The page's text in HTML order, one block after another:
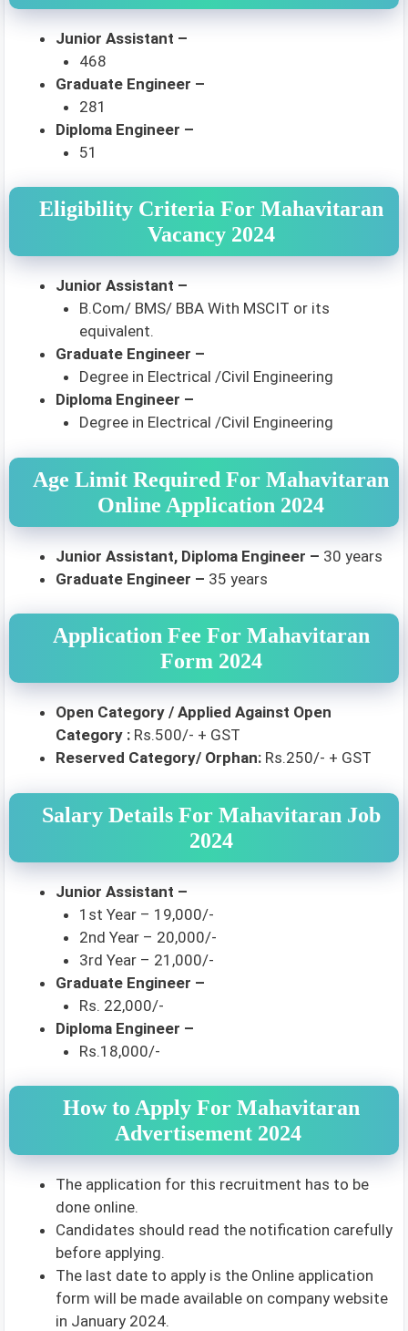
Junior Assistant –
468
Graduate Engineer –
281
Diploma Engineer –
51
Eligibility Criteria For Mahavitaran
Vacancy 2024
Junior Assistant –
B.Com/ BMS/ BBA With MSCIT or its
equivalent.
Graduate Engineer –
Degree in Electrical /Civil Engineering
Diploma Engineer –
Degree in Electrical /Civil Engineering
Age Limit Required For Mahavitaran
Online Application 2024
Junior Assistant, Diploma Engineer – 30 years
Graduate Engineer – 35 years
Application Fee For Mahavitaran
Form 2024
Open Category / Applied Against Open
Category : Rs.500/- + GST
Reserved Category/ Orphan: Rs.250/- + GST
Salary Details For Mahavitaran Job
2024
Junior Assistant –
1st Year – 19,000/-
2nd Year – 20,000/-
3rd Year – 21,000/-
Graduate Engineer –
Rs. 22,000/-
Diploma Engineer –
Rs.18,000/-
How to Apply For Mahavitaran
Advertisement 2024
The application for this recruitment has to be
done online.
Candidates should read the notification carefully
before applying.
The last date to apply is the Online application
form will be made available on company website
in January 2024.